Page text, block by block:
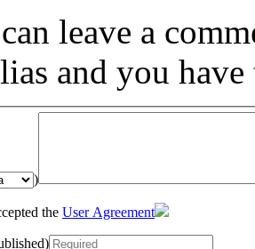
leave a
and you have
)
the User Agreement